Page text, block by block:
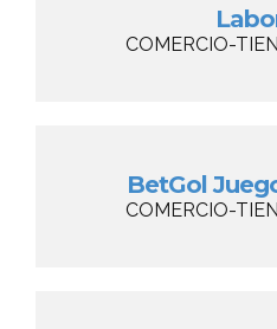
COMERCIO-
BetGol
COMERCIO-